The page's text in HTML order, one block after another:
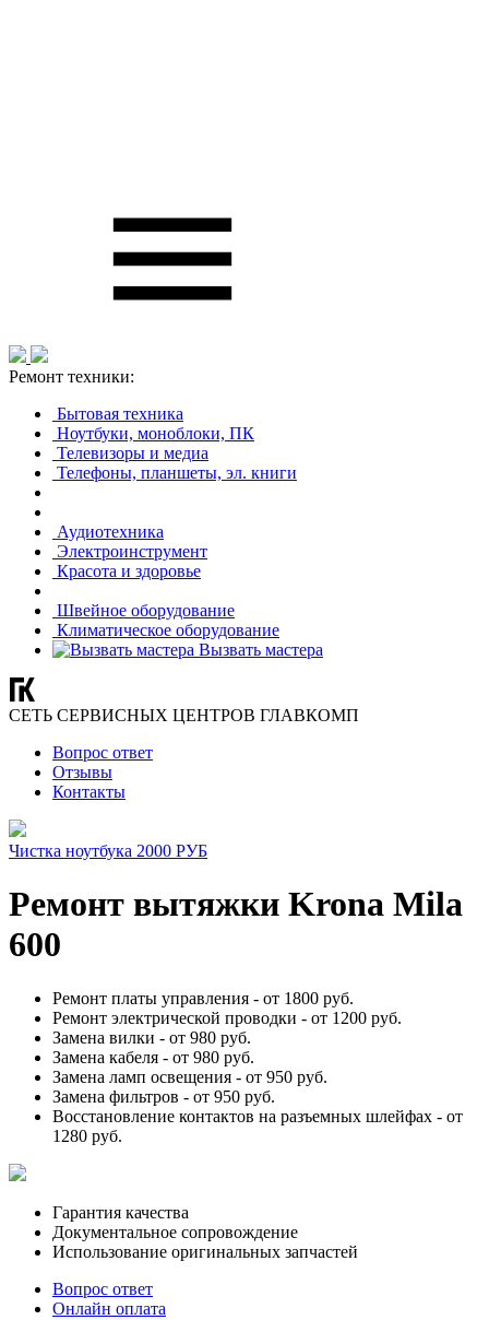
Ремонт техники:
Бытовая техника
Ноутбуки, моноблоки, ПК
Телевизоры и медиа
Телефоны, планшеты, эл. книги
Аудиотехника
Электроинструмент
Красота и здоровье
Швейное оборудование
Климатическое оборудование
Вызвать мастера
СЕТЬ СЕРВИСНЫХ ЦЕНТРОВ ГЛАВКОМП
Вопрос ответ
Отзывы
Контакты
Чистка ноутбука 2000 РУБ
Ремонт вытяжки Krona Mila
600
Ремонт платы управления - от 1800 руб.
Ремонт электрической проводки - от 1200 руб.
Замена вилки - от 980 руб.
Замена кабеля - от 980 руб.
Замена ламп освещения - от 950 руб.
Замена фильтров - от 950 руб.
Восстановление контактов на разъемных шлейфах - от
1280 руб.
Гарантия качества
Документальное сопровождение
Использование оригинальных запчастей
Вопрос ответ
Онлайн оплата